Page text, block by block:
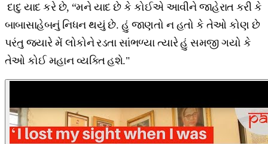
દાદુ યાદ કરે છે, “મને યાદ છે કે કોઈએ આવીને જાહેરાત કરી કે
બાબાસાહેબનું નિધન થયું છે. હું જાણતો ન હતો કે તેઓ કોણ છે
પરંતુ જ્યારે મેં લોકોને રડતા સાંભળ્યા ત્યારે હું સમજી ગયો કે
તેઓ કોઈ મહાન વ્યક્તિ હશે."